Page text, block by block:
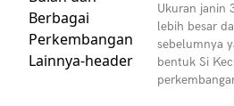
Ukuran janin
lebih besar
sebelumnya
bentuk Si